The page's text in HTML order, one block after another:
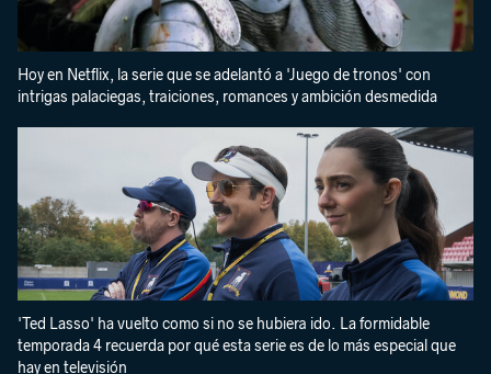
Hoy en Netflix, la serie que se adelantó a 'Juego de tronos' con
intrigas palaciegas, traiciones, romances y ambición desmedida
'Ted Lasso' ha vuelto como si no se hubiera ido. La formidable
temporada 4 recuerda por qué esta serie es de lo más especial que
hay en televisión